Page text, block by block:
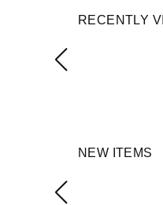
RECENTLY
NEW ITEMS